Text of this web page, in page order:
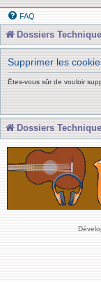
FAQ
Dossiers
Supprimer les
Êtes-vous sûr de vouloir
Dossiers